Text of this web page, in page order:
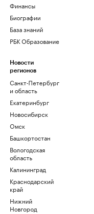
Финансы
Биографии
База знаний
РБК Образование
Новости
регионов
Санкт-Петербург
и область
Екатеринбург
Новосибирск
Омск
Башкортостан
Вологодская
область
Калининград
Краснодарский
край
Нижний
Новгород